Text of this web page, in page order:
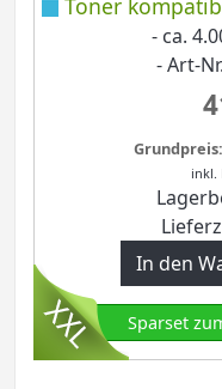
Toner
- ca.
- Art-
inkl.
In den
Sparset